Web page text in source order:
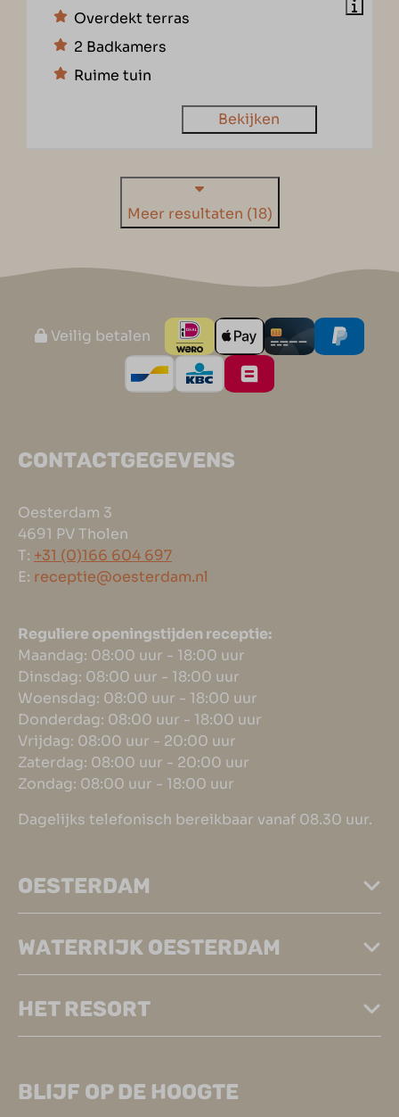
Overdekt terras
2 Badkamers
Ruime tuin
Bekijken
Meer resultaten (18)
Veilig betalen
CONTACTGEGEVENS
Oesterdam 3
4691 PV Tholen
T: +31 (0)166 604 697
E: receptie@oesterdam.nl
Reguliere openingstijden receptie:
Maandag: 08:00 uur - 18:00 uur
Dinsdag: 08:00 uur - 18:00 uur
Woensdag: 08:00 uur - 18:00 uur
Donderdag: 08:00 uur - 18:00 uur
Vrijdag: 08:00 uur - 20:00 uur
Zaterdag: 08:00 uur - 20:00 uur
Zondag: 08:00 uur - 18:00 uur
Dagelijks telefonisch bereikbaar vanaf 08.30 uur.
OESTERDAM
WATERRIJK OESTERDAM
HET RESORT
BLIJF OP DE HOOGTE